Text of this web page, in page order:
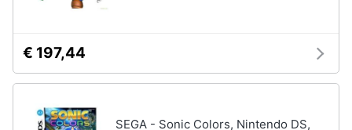
€ 197,44
SEGA - Sonic Colors, Nintendo DS,